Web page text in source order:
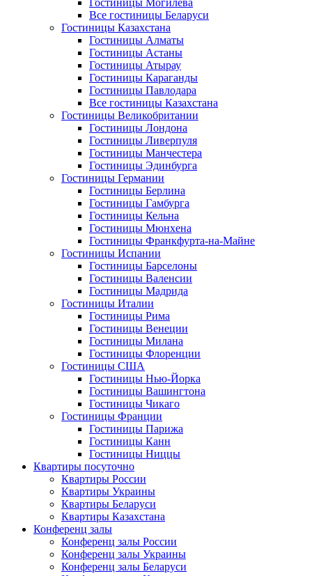
Гостиницы Могилева
Все гостиницы Беларуси
Гостиницы Казахстана
Гостиницы Алматы
Гостиницы Астаны
Гостиницы Атырау
Гостиницы Караганды
Гостиницы Павлодара
Все гостиницы Казахстана
Гостиницы Великобритании
Гостиницы Лондона
Гостиницы Ливерпуля
Гостиницы Манчестера
Гостиницы Эдинбурга
Гостиницы Германии
Гостиницы Берлина
Гостиницы Гамбурга
Гостиницы Кельна
Гостиницы Мюнхена
Гостиницы Франкфурта-на-Майне
Гостиницы Испании
Гостиницы Барселоны
Гостиницы Валенсии
Гостиницы Мадрида
Гостиницы Италии
Гостиницы Рима
Гостиницы Венеции
Гостиницы Милана
Гостиницы Флоренции
Гостиницы США
Гостиницы Нью-Йорка
Гостиницы Вашингтона
Гостиницы Чикаго
Гостиницы Франции
Гостиницы Парижа
Гостиницы Канн
Гостиницы Ниццы
Квартиры посуточно
Квартиры России
Квартиры Украины
Квартиры Беларуси
Квартиры Казахстана
Конференц залы
Конференц залы России
Конференц залы Украины
Конференц залы Беларуси